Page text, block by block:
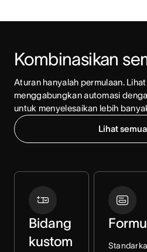
Kombinasikan
Aturan hanyalah permulaan.
menggabungkan automasi
untuk menyelesaikan lebih
Lihat
Bidang
kustom